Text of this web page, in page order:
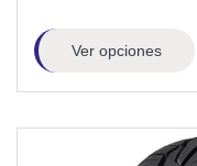
Ver opciones